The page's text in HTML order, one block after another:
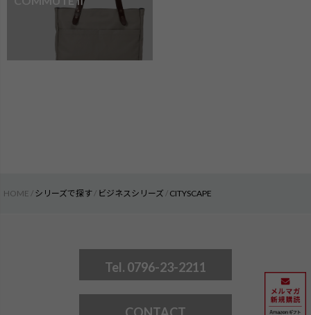
HOME シリーズで探す ビジネスシリーズ CITYSCAPE
Tel. 0796-23-2211